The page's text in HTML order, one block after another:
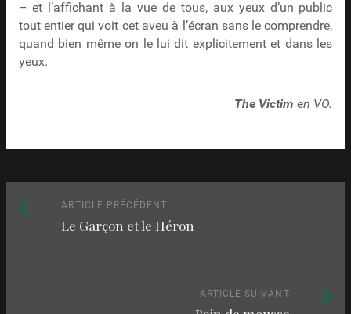
– et l’affichant à la vue de tous, aux yeux d’un public
tout entier qui voit cet aveu à l’écran sans le comprendre,
quand bien même on le lui dit explicitement et dans les
yeux.
The Victim en VO.
Naviguez
parmi
ARTICLE PRÉCÉDENT
précédent
Le Garçon et le Héron
ARTICLE SUIVANT
Article